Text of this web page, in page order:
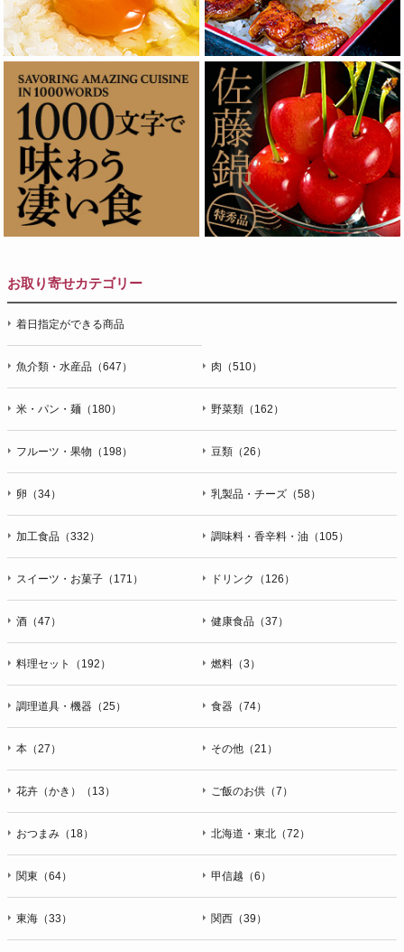
お取り寄せカテゴリー
着日指定ができる商品
魚介類・水産品（647） 肉（510）
米・パン・麺（180） 野菜類（162）
フルーツ・果物（198） 豆類（26）
卵（34） 乳製品・チーズ（58）
加工食品（332） 調味料・香辛料・油（105）
スイーツ・お菓子（171） ドリンク（126）
酒（47） 健康食品（37）
料理セット（192） 燃料（3）
調理道具・機器（25） 食器（74）
本（27） その他（21）
花卉（かき）（13） ご飯のお供（7）
おつまみ（18） 北海道・東北（72）
関東（64） 甲信越（6）
東海（33） 関西（39）